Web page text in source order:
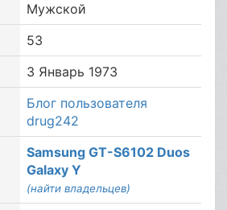
Мужской
53
3 Январь 1973
Блог пользователя
drug242
Samsung GT-S6102 Duos
Galaxy Y
(найти владельцев)